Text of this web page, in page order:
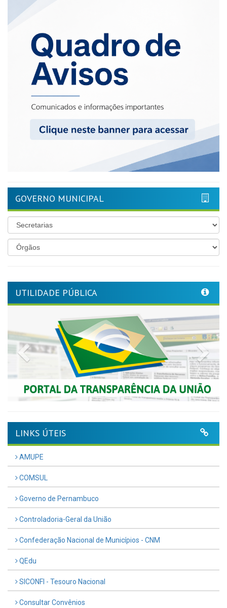
GOVERNO MUNICIPAL
UTILIDADE PÚBLICA
Previous
LINKS ÚTEIS
AMUPE
COMSUL
Governo de Pernambuco
Controladoria-Geral da União
Confederação Nacional de Municípios - CNM
QEdu
SICONFI - Tesouro Nacional
Consultar Convênios